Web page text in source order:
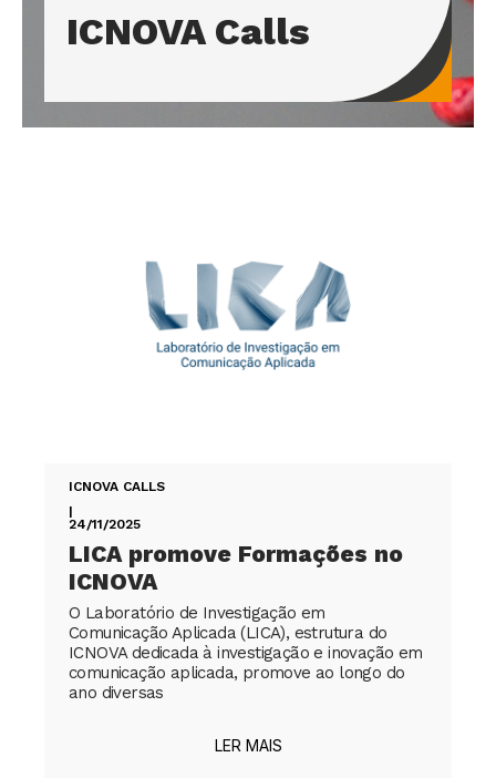
ICNOVA Calls
ICNOVA CALLS
|
24/11/2025
LICA promove Formações no
ICNOVA
O Laboratório de Investigação em
Comunicação Aplicada (LICA), estrutura do
ICNOVA dedicada à investigação e inovação em
comunicação aplicada, promove ao longo do
ano diversas
LER MAIS